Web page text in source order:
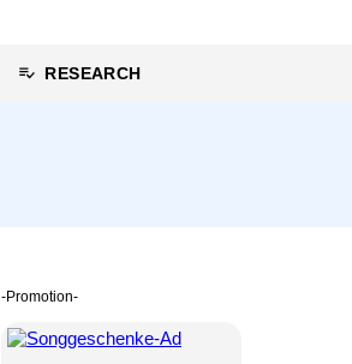
RESEARCH
-Promotion-